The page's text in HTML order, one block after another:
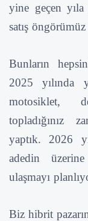
yine geçen
satış
Bunların
2025
motosiklet,
topladığınız
yaptık. 2026
adedin
ulaşmayı
Biz hibrit